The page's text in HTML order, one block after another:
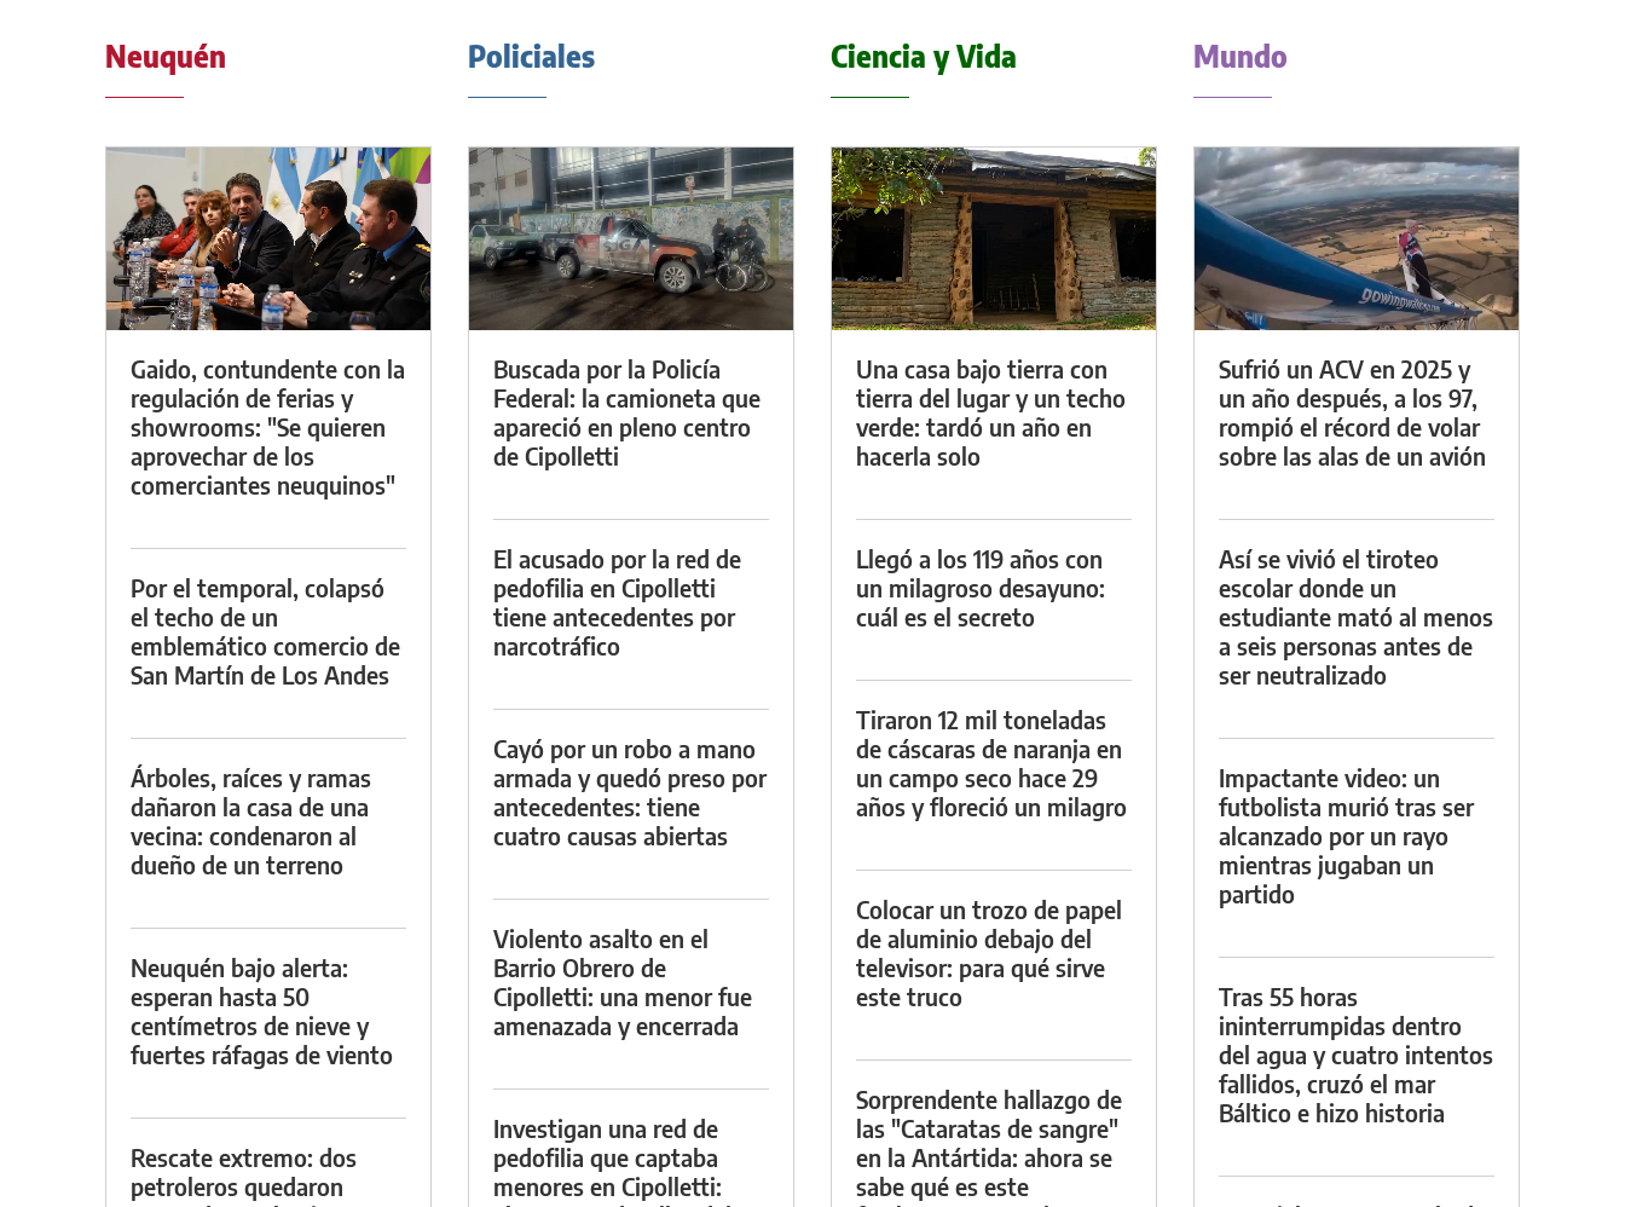
Neuquén
Gaido, contundente con la
regulación de ferias y
showrooms: "Se quieren
aprovechar de los
comerciantes neuquinos"
Por el temporal, colapsó
el techo de un
emblemático comercio de
San Martín de Los Andes
Árboles, raíces y ramas
dañaron la casa de una
vecina: condenaron al
dueño de un terreno
Neuquén bajo alerta:
esperan hasta 50
centímetros de nieve y
fuertes ráfagas de viento
Rescate extremo: dos
petroleros quedaron
Policiales
Buscada por la Policía
Federal: la camioneta que
apareció en pleno centro
de Cipolletti
El acusado por la red de
pedofilia en Cipolletti
tiene antecedentes por
narcotráfico
Cayó por un robo a mano
armada y quedó preso por
antecedentes: tiene
cuatro causas abiertas
Violento asalto en el
Barrio Obrero de
Cipolletti: una menor fue
amenazada y encerrada
Investigan una red de
pedofilia que captaba
menores en Cipolletti:
Ciencia y Vida
Una casa bajo tierra con
tierra del lugar y un techo
verde: tardó un año en
hacerla solo
Llegó a los 119 años con
un milagroso desayuno:
cuál es el secreto
Tiraron 12 mil toneladas
de cáscaras de naranja en
un campo seco hace 29
años y floreció un milagro
Colocar un trozo de papel
de aluminio debajo del
televisor: para qué sirve
este truco
Sorprendente hallazgo de
las "Cataratas de sangre"
en la Antártida: ahora se
sabe qué es este
Mundo
Sufrió un ACV en 2025 y
un año después, a los 97,
rompió el récord de volar
sobre las alas de un avión
Así se vivió el tiroteo
escolar donde un
estudiante mató al menos
a seis personas antes de
ser neutralizado
Impactante video: un
futbolista murió tras ser
alcanzado por un rayo
mientras jugaban un
partido
Tras 55 horas
ininterrumpidas dentro
del agua y cuatro intentos
fallidos, cruzó el mar
Báltico e hizo historia